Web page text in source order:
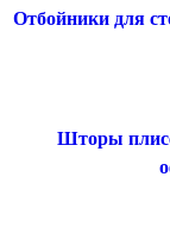
Отбойники для
Шторы